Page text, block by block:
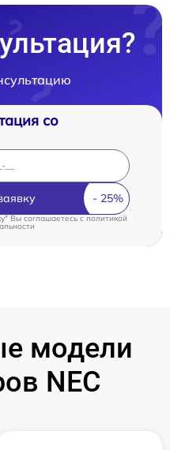
со
Вы соглашаетесь cполитикой
модели
NEC